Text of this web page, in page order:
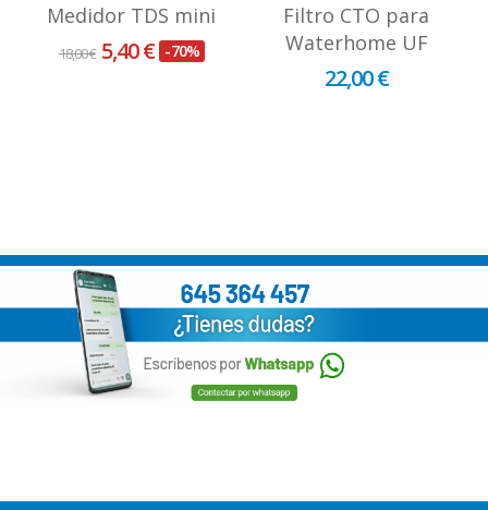
Medidor TDS mini
18,00 € 5,40 € -70%
Filtro CTO para
Waterhome UF
22,00 €